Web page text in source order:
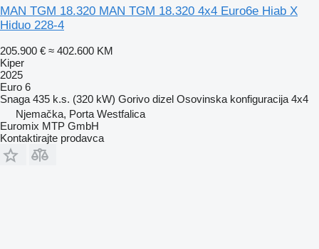
MAN TGM 18.320 MAN TGM 18.320 4x4 Euro6e Hiab X
Hiduo 228-4
205.900 € ≈ 402.600 KM
Kiper
2025
Euro 6
Snaga 435 k.s. (320 kW) Gorivo dizel Osovinska konfiguracija 4x4
Njemačka, Porta Westfalica
Euromix MTP GmbH
Kontaktirajte prodavca